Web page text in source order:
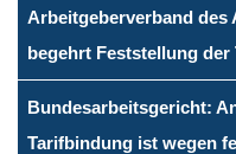
Arbeitgeberverband
begehrt Feststellung
Bundesarbeitsgericht:
Tarifbindung ist wegen